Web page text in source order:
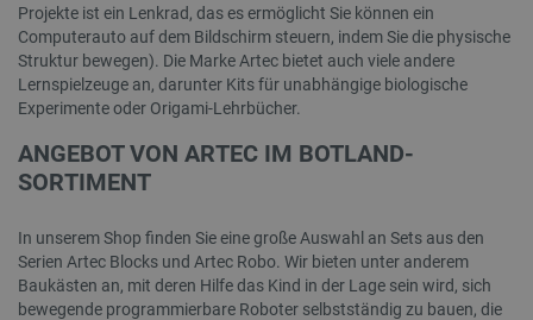
Projekte ist ein Lenkrad, das es ermöglicht Sie können ein
Computerauto auf dem Bildschirm steuern, indem Sie die physische
Struktur bewegen). Die Marke Artec bietet auch viele andere
Lernspielzeuge an, darunter Kits für unabhängige biologische
Experimente oder Origami-Lehrbücher.
ANGEBOT VON ARTEC IM BOTLAND-
SORTIMENT
In unserem Shop finden Sie eine große Auswahl an Sets aus den
Serien Artec Blocks und Artec Robo. Wir bieten unter anderem
Baukästen an, mit deren Hilfe das Kind in der Lage sein wird, sich
bewegende programmierbare Roboter selbstständig zu bauen, die